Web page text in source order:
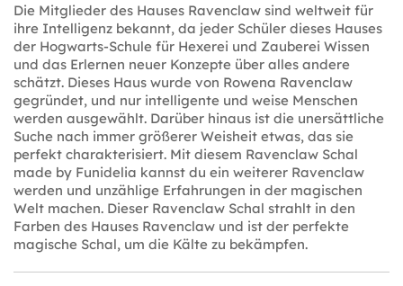
Die Mitglieder des Hauses Ravenclaw sind weltweit für
ihre Intelligenz bekannt, da jeder Schüler dieses Hauses
der Hogwarts-Schule für Hexerei und Zauberei Wissen
und das Erlernen neuer Konzepte über alles andere
schätzt. Dieses Haus wurde von Rowena Ravenclaw
gegründet, und nur intelligente und weise Menschen
werden ausgewählt. Darüber hinaus ist die unersättliche
Suche nach immer größerer Weisheit etwas, das sie
perfekt charakterisiert. Mit diesem Ravenclaw Schal
made by Funidelia kannst du ein weiterer Ravenclaw
werden und unzählige Erfahrungen in der magischen
Welt machen. Dieser Ravenclaw Schal strahlt in den
Farben des Hauses Ravenclaw und ist der perfekte
magische Schal, um die Kälte zu bekämpfen.